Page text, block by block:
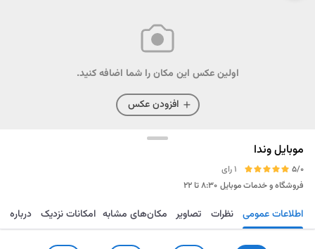
اولین عکس این مکان را شما اضافه کنید.
افزودن عکس
موبایل وندا
5/0
1 رای
فروشگاه و خدمات موبایل ۸:۳۰ تا ۲۲
مسیریابی ذخیره ارسال تماس اطلاعات عمومی نظرات تصاویر مکان‌های مشابه امکانات نزدیک درباره